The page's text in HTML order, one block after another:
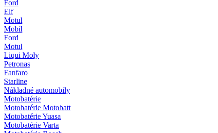
Ford
Elf
Motul
Mobil
Ford
Motul
Liqui Moly
Petronas
Fanfaro
Starline
Nákladné automobily
Motobatérie
Motobatérie Motobatt
Motobatérie Yuasa
Motobatérie Varta